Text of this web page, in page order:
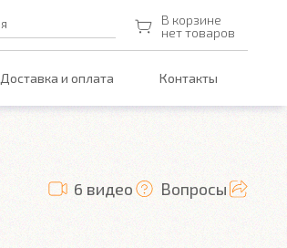
В корзине
нет товаров
Доставка и оплата Контакты
6 видео Вопросы